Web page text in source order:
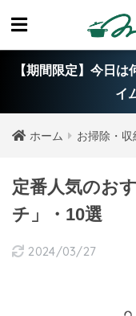
【期間限定】今日
イ
ホーム お掃除・
定番人気のお
チ」・10選
2024/03/27